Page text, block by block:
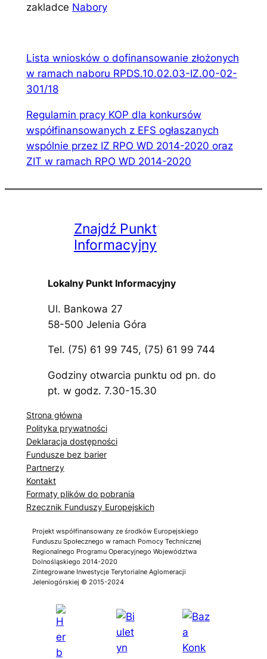
zakladce Nabory
Lista wniosków o dofinansowanie złożonych
w ramach naboru RPDS.10.02.03-IZ.00-02-
301/18
Regulamin pracy KOP dla konkursów
współfinansowanych z EFS ogłaszanych
wspólnie przez IZ RPO WD 2014-2020 oraz
ZIT w ramach RPO WD 2014-2020
Znajdź Punkt
Informacyjny
Lokalny Punkt Informacyjny
Ul. Bankowa 27
58-500 Jelenia Góra
Tel. (75) 61 99 745, (75) 61 99 744
Godziny otwarcia punktu od pn. do
pt. w godz. 7.30-15.30
Strona główna
Polityka prywatności
Deklaracja dostępności
Fundusze bez barier
Partnerzy
Kontakt
Formaty plików do pobrania
Rzecznik Funduszy Europejskich
Projekt współfinansowany ze środków Europejskiego
Funduszu Społecznego w ramach Pomocy Technicznej
Regionalnego Programu Operacyjnego Województwa
Dolnośląskiego 2014-2020
Zintegrowane Inwestycje Terytorialne Aglomeracji
Jeleniogórskiej © 2015-2024